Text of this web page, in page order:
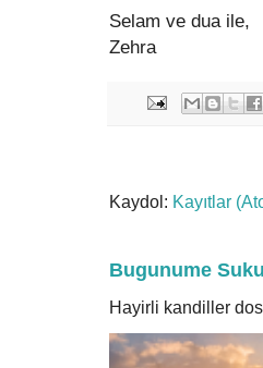
Selam ve dua ile,
Zehra
Kaydol: Kayıtlar
Bugunume
Hayirli kandiller